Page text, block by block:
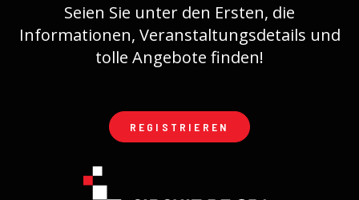
Seien Sie unter den Ersten, die
Informationen, Veranstaltungsdetails und
tolle Angebote finden!
REGISTRIEREN